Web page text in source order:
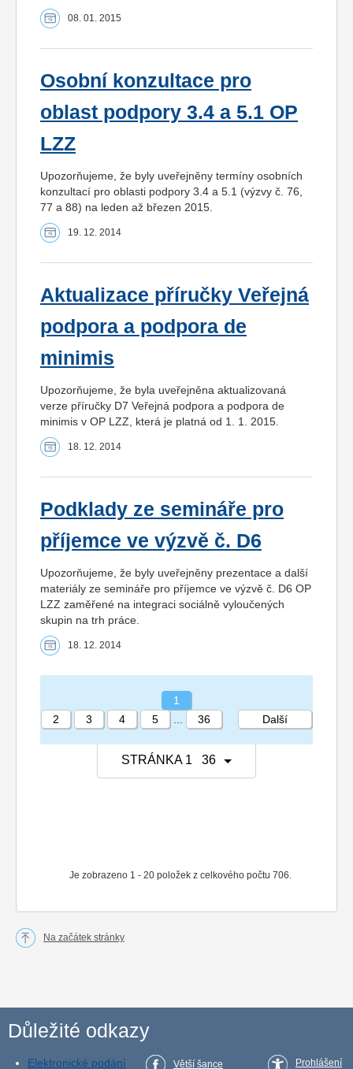
08. 01. 2015
Osobní konzultace pro
oblast podpory 3.4 a 5.1 OP
LZZ
Upozorňujeme, že byly uveřejněny termíny osobních
konzultací pro oblasti podpory 3.4 a 5.1 (výzvy č. 76,
77 a 88) na leden až březen 2015.
19. 12. 2014
Aktualizace příručky Veřejná
podpora a podpora de
minimis
Upozorňujeme, že byla uveřejněna aktualizovaná
verze příručky D7 Veřejná podpora a podpora de
minimis v OP LZZ, která je platná od 1. 1. 2015.
18. 12. 2014
Podklady ze semináře pro
příjemce ve výzvě č. D6
Upozorňujeme, že byly uveřejněny prezentace a další
materiály ze semináře pro příjemce ve výzvě č. D6 OP
LZZ zaměřené na integraci sociálně vyloučených
skupin na trh práce.
18. 12. 2014
STRÁNKA 1 36
Je zobrazeno 1 - 20 položek z celkového počtu 706.
1
2
3 4 5 36 Další
Na začátek stránky
Důležité odkazy
Elektronické podání Větší šance Prohlášení